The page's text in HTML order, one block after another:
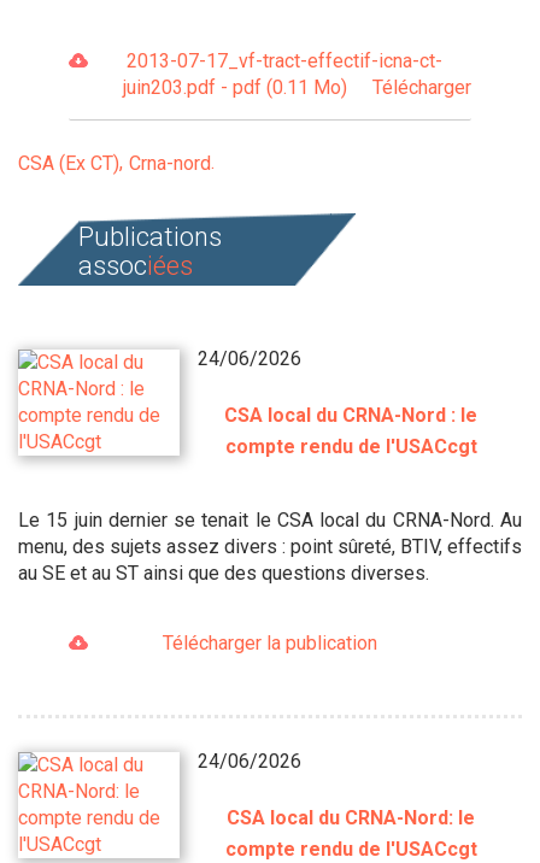
2013-07-17_vf-tract-effectif-icna-ct-
juin203.pdf - pdf (0.11 Mo)
Télécharger
CSA (Ex CT) Crna-nord
Publications
associées
24/06/2026
CSA local du CRNA-Nord : le
compte rendu de l'USACcgt
Le 15 juin dernier se tenait le CSA local du CRNA-Nord. Au
menu, des sujets assez divers : point sûreté, BTIV, effectifs
au SE et au ST ainsi que des questions diverses.
Télécharger la publication
24/06/2026
CSA local du CRNA-Nord: le
compte rendu de l'USACcgt